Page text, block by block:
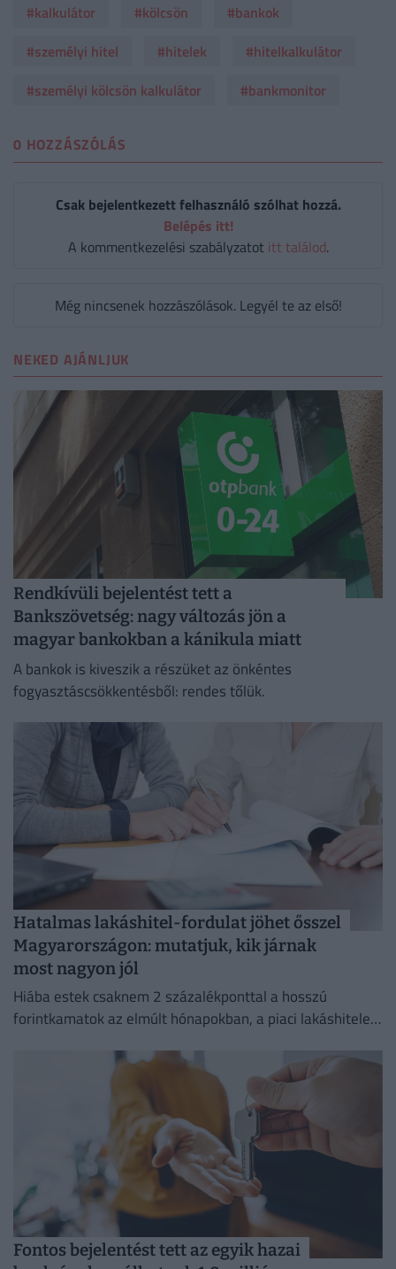
#kalkulátor
#kölcsön
#bankok
#személyi hitel
#hitelek
#hitelkalkulátor
#személyi kölcsön kalkulátor
#bankmonitor
0 HOZZÁSZÓLÁS
Csak bejelentkezett felhasználó szólhat hozzá.
Belépés itt!
A kommentkezelési szabályzatot itt találod.
Még nincsenek hozzászólások. Legyél te az első!
NEKED AJÁNLJUK
Rendkívüli bejelentést tett a
Bankszövetség: nagy változás jön a
magyar bankokban a kánikula miatt
A bankok is kiveszik a részüket az önkéntes
fogyasztáscsökkentésből: rendes tőlük.
Hatalmas lakáshitel-fordulat jöhet ősszel
Magyarországon: mutatjuk, kik járnak
most nagyon jól
Hiába estek csaknem 2 százalékponttal a hosszú
forintkamatok az elmúlt hónapokban, a piaci lakáshitelek
Fontos bejelentést tett az egyik hazai